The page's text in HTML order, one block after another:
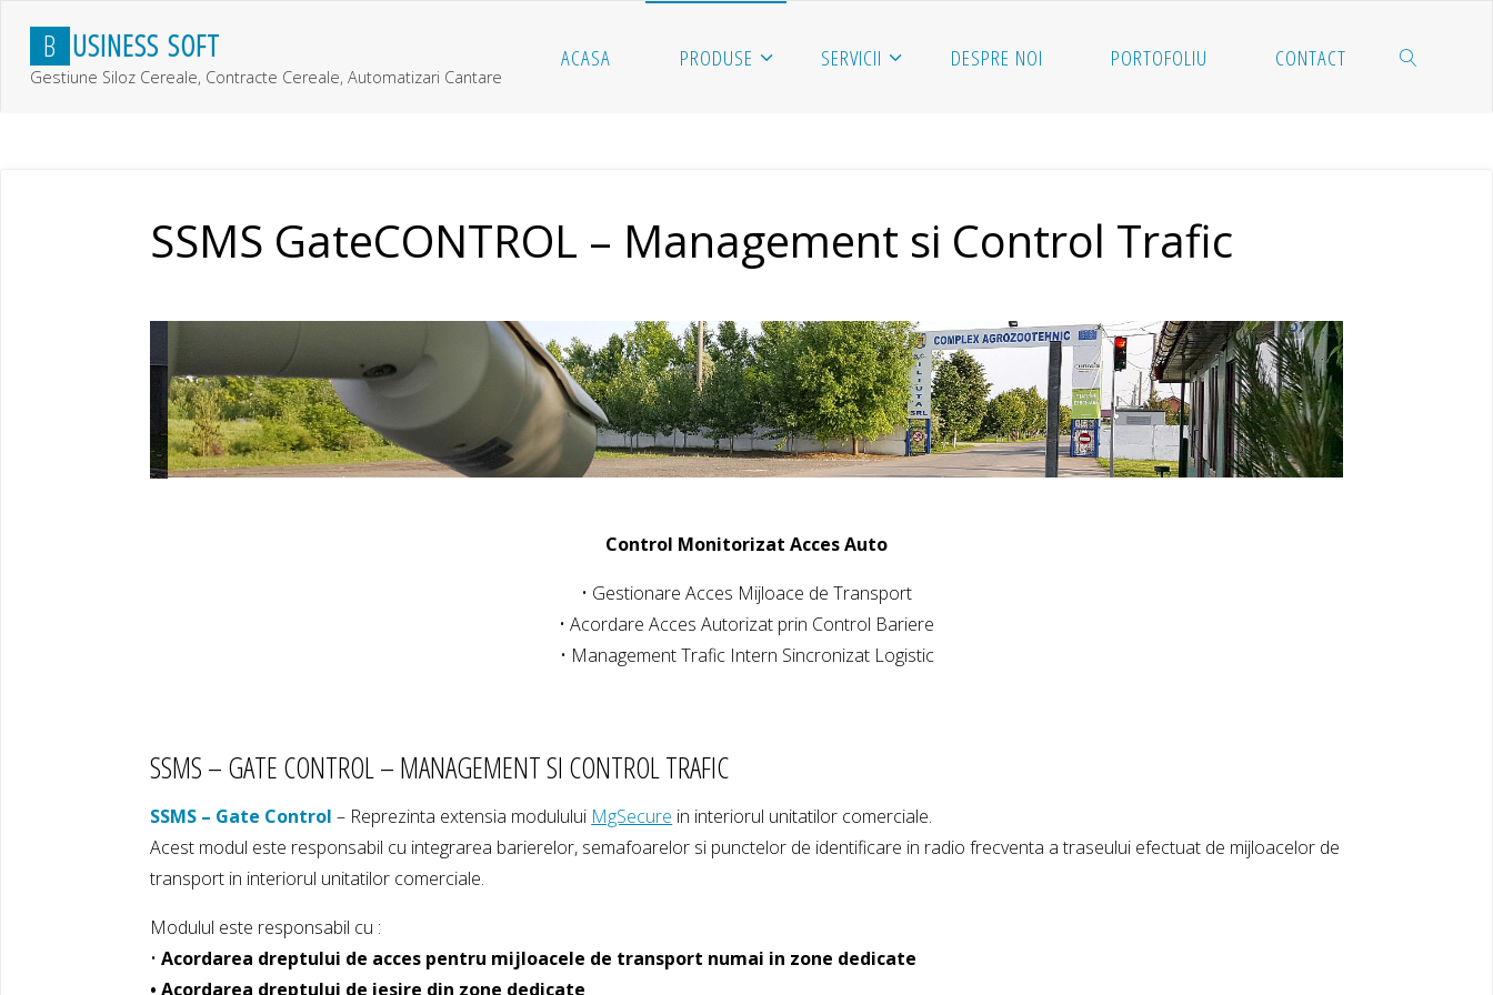
content
B USINESS SOFT
Gestiune Siloz Cereale, Contracte Cereale, Automatizari Cantare
ACASA PRODUSE SERVICII DESPRE NOI PORTOFOLIU CONTACT
SSMS GateCONTROL – Management si Control Trafic
Control Monitorizat Acces Auto
• Gestionare Acces Mijloace de Transport
• Acordare Acces Autorizat prin Control Bariere
• Management Trafic Intern Sincronizat Logistic
SSMS – GATE CONTROL – MANAGEMENT SI CONTROL TRAFIC
SSMS – Gate Control– Reprezinta extensia modulului MgSecure in interiorul unitatilor comerciale.
Acest modul este responsabil cu integrarea barierelor, semafoarelor si punctelor de identificare in radio frecventa a traseului efectuat de mijloacelor de
transport in interiorul unitatilor comerciale.
Modulul este responsabil cu :
• Acordarea dreptului de acces pentru mijloacele de transport numai in zone dedicate
• Acordarea dreptului de iesire din zone dedicate